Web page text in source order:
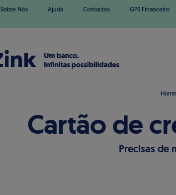
Sobre Nós Ajuda Contactos GPS Financeiro
Home
Cartão de
Precisas de